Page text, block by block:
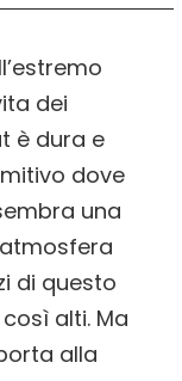
dei
è dura e
dove
una
di questo
alti. Ma
alla